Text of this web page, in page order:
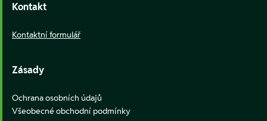
Kontakt
Kontaktní formulář
Zásady
Ochrana osobních údajů
Všeobecné obchodní podmínky